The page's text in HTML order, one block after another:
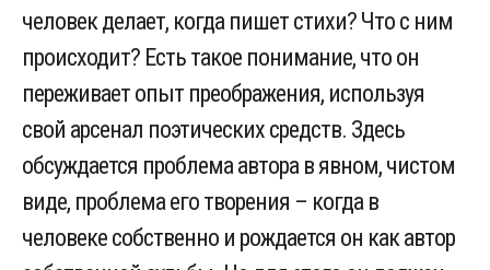
человек делает, когда пишет стихи? Что с ним
происходит? Есть такое понимание, что он
переживает опыт преображения, используя
свой арсенал поэтических средств. Здесь
обсуждается проблема автора в явном, чистом
виде, проблема его творения – когда в
человеке собственно и рождается он как автор